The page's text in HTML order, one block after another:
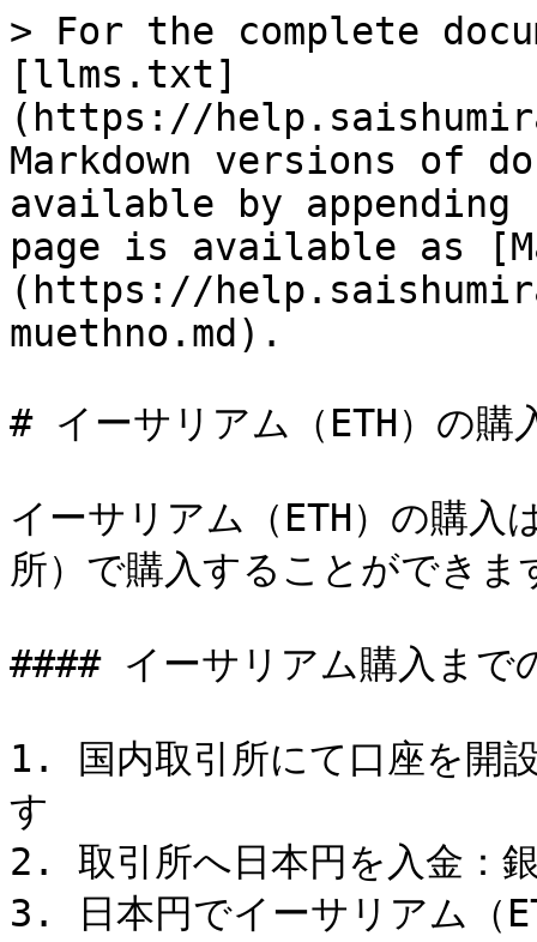
> For the complete
[llms.txt]
(https://
Markdown versions of
available by
page is available as
(https://
muethno.md).
# イーサリアム（ETH）の購
イーサリアム（ETH）の購入
所）で購入することができま
#### イーサリアム購入まで
1. 国内取引所にて口座を開
す
2. 取引所へ日本円を入金：
3. 日本円でイーサリアム（